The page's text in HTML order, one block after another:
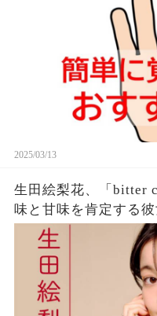
2025/03/13
生田絵梨花、「bitter
味と甘味を肯定する